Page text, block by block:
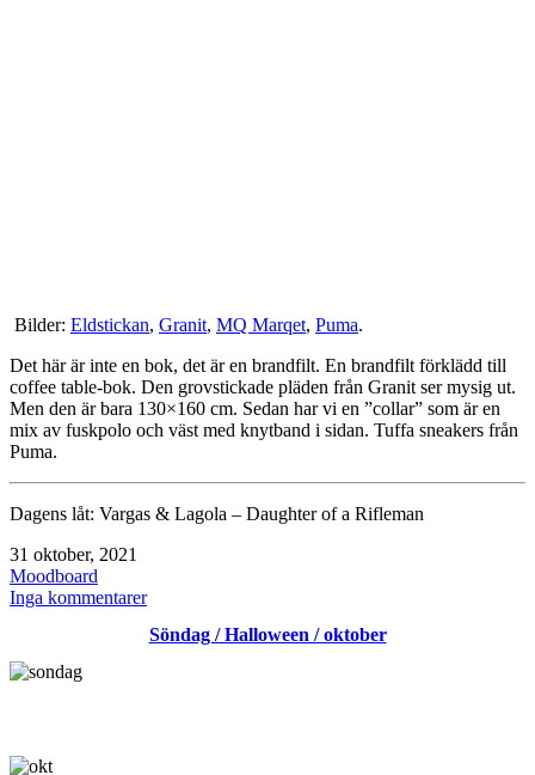
Bilder: Eldstickan, Granit, MQ Marqet, Puma.
Det här är inte en bok, det är en brandfilt. En brandfilt förklädd till
coffee table-bok. Den grovstickade pläden från Granit ser mysig ut.
Men den är bara 130×160 cm. Sedan har vi en ”collar” som är en
mix av fuskpolo och väst med knytband i sidan. Tuffa sneakers från
Puma.
Dagens låt: Vargas & Lagola – Daughter of a Rifleman
Publicerat
den
31 oktober, 2021
Kategoriserat
som
Moodboard
Inga kommentarertill
oktober
Söndag / Halloween / oktober